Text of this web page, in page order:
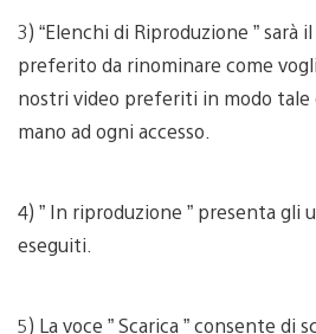
3) “Elenchi di Riproduzione ” sarà
preferito da rinominare come
nostri video preferiti in modo tale
mano ad ogni accesso.
4) ” In riproduzione ” presenta gli
eseguiti.
5) La voce ” Scarica ” consente di